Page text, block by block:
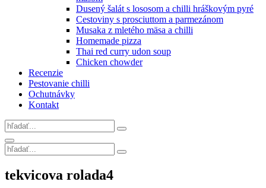
Dusený šalát s lososom a chilli hráškovým pyré
Cestoviny s prosciuttom a parmezánom
Musaka z mletého mäsa a chilli
Homemade pizza
Thai red curry udon soup
Chicken chowder
Recenzie
Pestovanie chilli
Ochutnávky
Kontakt
Search
for:
Search
Search
for:
Site
Overlay
tekvicova rolada4